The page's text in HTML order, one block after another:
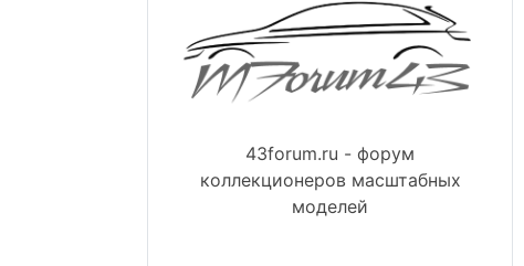
43forum.ru - форум
коллекционеров масштабных
моделей